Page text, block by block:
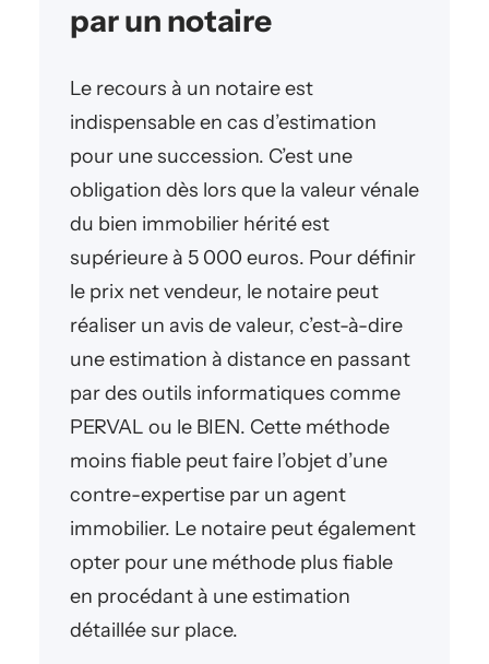
par un notaire
Le recours à un notaire est
indispensable en cas d’estimation
pour une succession. C’est une
obligation dès lors que la valeur vénale
du bien immobilier hérité est
supérieure à 5 000 euros. Pour définir
le prix net vendeur, le notaire peut
réaliser un avis de valeur, c’est-à-dire
une estimation à distance en passant
par des outils informatiques comme
PERVAL ou le BIEN. Cette méthode
moins fiable peut faire l’objet d’une
contre-expertise par un agent
immobilier. Le notaire peut également
opter pour une méthode plus fiable
en procédant à une estimation
détaillée sur place.